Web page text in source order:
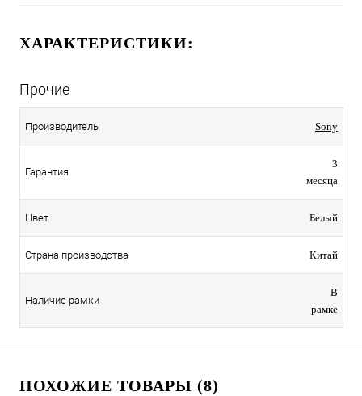
ХАРАКТЕРИСТИКИ:
Прочие
Производитель Sony
Гарантия
3
месяца
Цвет Белый
Страна производства Китай
Наличие рамки
В
рамке
ПОХОЖИЕ ТОВАРЫ (8)